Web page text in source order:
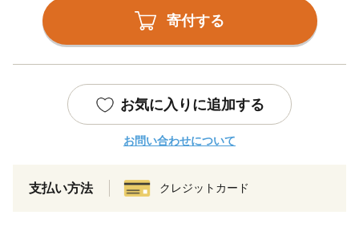
寄付する
お気に入りに追加する
お問い合わせについて
支払い方法 クレジットカード